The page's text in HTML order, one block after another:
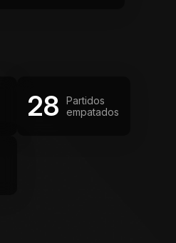
28
Partidos
empatados